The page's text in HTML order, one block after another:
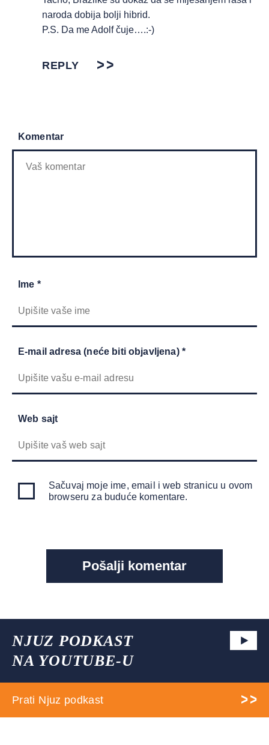
naroda dobija bolji hibrid.
P.S. Da me Adolf čuje….:-)
REPLY
Komentar
Ime *
E-mail adresa (neće biti objavljena) *
Web sajt
Sačuvaj moje ime, email i web stranicu u ovom
browseru za buduće komentare.
NJUZ PODKAST
NA YOUTUBE-U
Prati Njuz podkast